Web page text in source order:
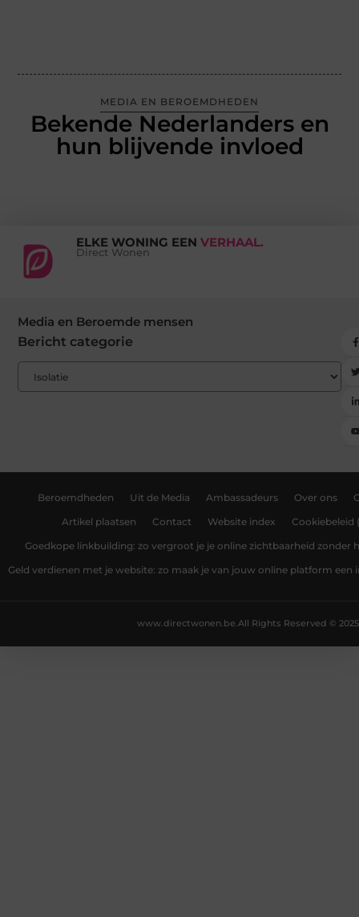
MEDIA EN BEROEMDHEDEN
Bekende Nederlanders en
hun blijvende invloed
ELKE WONING EEN VERHAAL.
Direct Wonen
Media en Beroemde mensen
Bericht categorie
Beroemdheden Uit de Media Ambassadeurs Over ons
Artikel plaatsen Contact Website index Cookiebeleid
Goedkope linkbuilding: zo vergroot je je online zichtbaarheid zonder
Geld verdienen met je website: zo maak je van jouw online platform
All Rights Reserved © 2025
www.directwonen.be.